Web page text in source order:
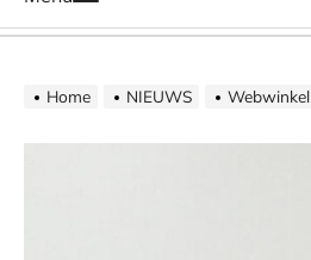
Home NIEUWS